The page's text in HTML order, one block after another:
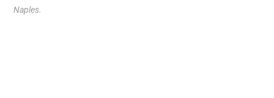
Naples.